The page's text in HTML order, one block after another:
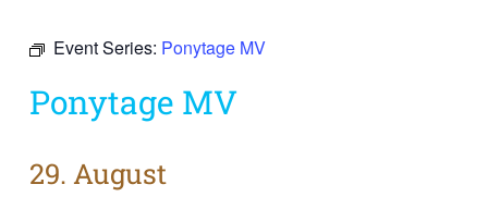
Event Series: Ponytage MV
Ponytage MV
29. August